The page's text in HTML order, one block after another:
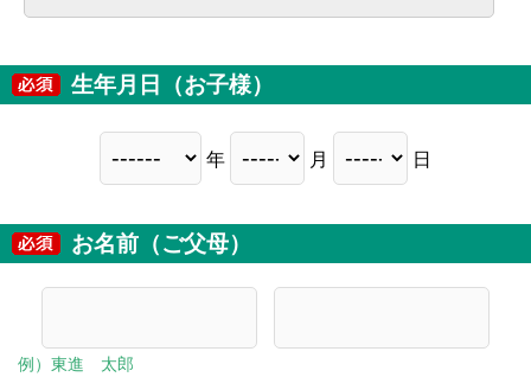
生年月日（お子様）
年 月 日
お名前（ご父母）
例）東進 太郎